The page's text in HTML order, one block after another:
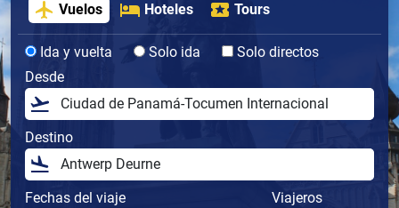
Vuelos Hoteles Tours
Ida y vuelta Solo ida
Solo directos
Desde
Destino
Fechas del viaje Viajeros